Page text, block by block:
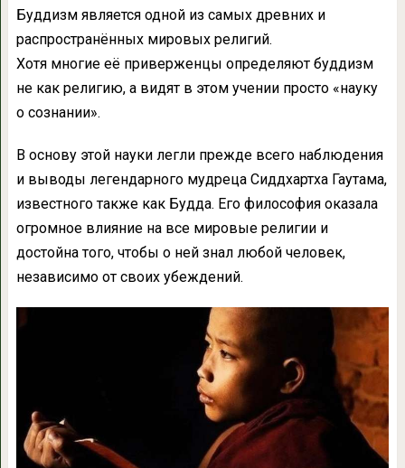
Буддизм является одной из самых древних и
распространённых мировых религий.
Хотя многие её приверженцы определяют буддизм
не как религию, а видят в этом учении просто «науку
о сознании».
В основу этой науки легли прежде всего наблюдения
и выводы легендарного мудреца Сиддхартха Гаутама,
известного также как Будда. Его философия оказала
огромное влияние на все мировые религии и
достойна того, чтобы о ней знал любой человек,
независимо от своих убеждений.